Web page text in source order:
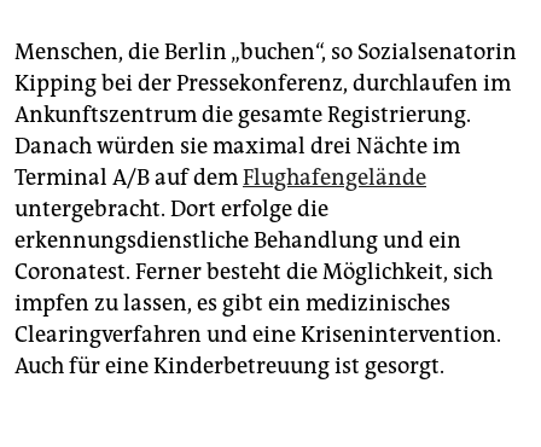
Menschen, die Berlin „buchen“, so Sozialsenatorin
Kipping bei der Pressekonferenz, durchlaufen im
Ankunftszentrum die gesamte Registrierung.
Danach würden sie maximal drei Nächte im
Terminal A/B auf demFlughafengelände
untergebracht. Dort erfolge die
erkennungsdienstliche Behandlung und ein
Coronatest. Ferner besteht die Möglichkeit, sich
impfen zu lassen, es gibt ein medizinisches
Clearingverfahren und eine Krisenintervention.
Auch für eine Kinderbetreuung ist gesorgt.